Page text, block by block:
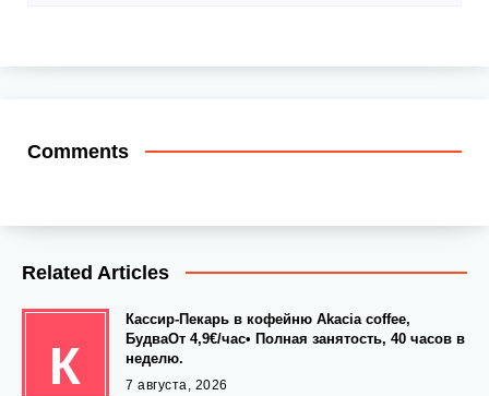
Comments
Related Articles
К
Кассир-Пекарь в кофейню Akacia coffee,
БудваОт 4,9€/час• Полная занятость, 40 часов в
неделю.
7 августа, 2026